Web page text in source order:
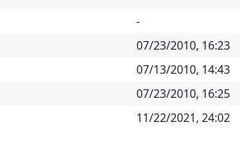
-
07/23/2010, 16:23
07/13/2010, 14:43
07/23/2010, 16:25
11/22/2021, 24:02